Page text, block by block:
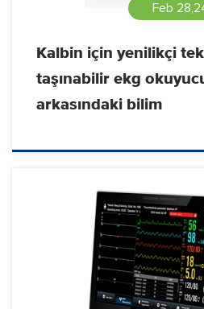
Feb
Kalbin için yenilikçi
taşınabilir ekg
arkasındaki bilim